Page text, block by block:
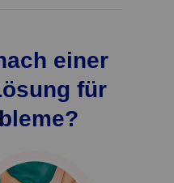
einer
für